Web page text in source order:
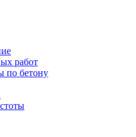
работ
по бетону